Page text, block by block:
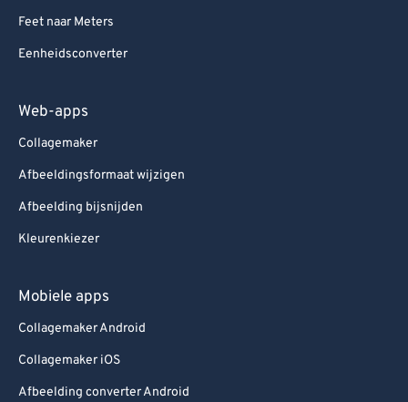
Feet naar Meters
Eenheidsconverter
Web-apps
Collagemaker
Afbeeldingsformaat wijzigen
Afbeelding bijsnijden
Kleurenkiezer
Mobiele apps
Collagemaker Android
Collagemaker iOS
Afbeelding converter Android